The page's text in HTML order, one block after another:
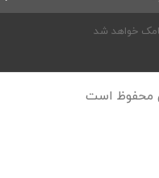
خواهد شد
محفوظ است